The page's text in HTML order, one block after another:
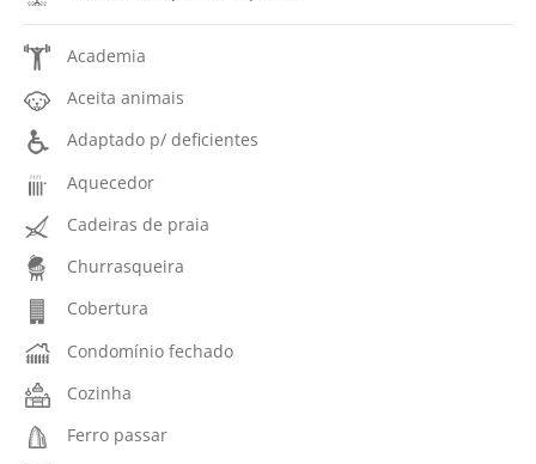
Academia
Aceita animais
Adaptado p/ deficientes
Aquecedor
Cadeiras de praia
Churrasqueira
Cobertura
Condomínio fechado
Cozinha
Ferro passar